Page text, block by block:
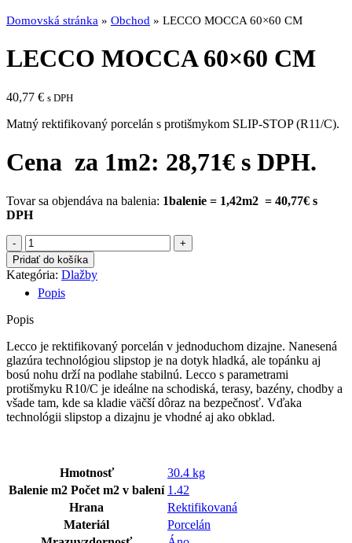
Domovská stránka » Obchod » LECCO MOCCA 60×60 CM
LECCO MOCCA 60×60 CM
40,77 € s DPH
Matný rektifikovaný porcelán s protišmykom SLIP-STOP (R11/C).
Cena za 1m2: 28,71€ s DPH.
Tovar sa objendáva na balenia: 1balenie = 1,42m2 = 40,77€ s
DPH
množstvo
LECCO
MOCCA
60×60
CM
Pridať do košíka
Kategória: Dlažby
Popis
Popis
Lecco je rektifikovaný porcelán v jednoduchom dizajne. Nanesená
glazúra technológiou slipstop je na dotyk hladká, ale topánku aj
bosú nohu drží na podlahe stabilnú. Lecco s parametrami
protišmyku R10/C je ideálne na schodiská, terasy, bazény, chodby a
všade tam, kde sa kladie väčší dôraz na bezpečnosť. Vďaka
technológii slipstop a dizajnu je vhodné aj ako obklad.
Hmotnosť
30.4 kg
Balenie m2 Počet m2 v balení 1.42
Hrana
Rektifikovaná
Materiál
Porcelán